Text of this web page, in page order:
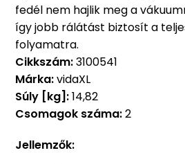
fedél nem hajlik meg a
így jobb rálátást biztosít a
folyamatra.
Cikkszám:3100541
Márka:vidaXL
Súly [kg]:14,82
Csomagok száma:2
Jellemzők: